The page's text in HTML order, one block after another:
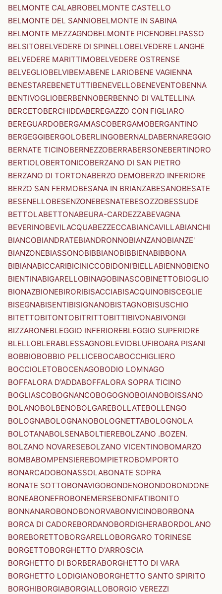
BELMONTE CALABROBELMONTE CASTELLO
BELMONTE DEL SANNIOBELMONTE IN SABINA
BELMONTE MEZZAGNOBELMONTE PICENOBELPASSO
BELSITOBELVEDERE DI SPINELLOBELVEDERE LANGHE
BELVEDERE MARITTIMOBELVEDERE OSTRENSE
BELVEGLIOBELVIBEMABENE LARIOBENE VAGIENNA
BENESTAREBENETUTTIBENEVELLOBENEVENTOBENNA
BENTIVOGLIOBERBENNOBERBENNO DI VALTELLINA
BERCETOBERCHIDDABEREGAZZO CON FIGLIARO
BEREGUARDOBERGAMASCOBERGAMOBERGANTINO
BERGEGGIBERGOLOBERLINGOBERNALDABERNAREGGIO
BERNATE TICINOBERNEZZOBERRABERSONEBERTINORO
BERTIOLOBERTONICOBERZANO DI SAN PIETRO
BERZANO DI TORTONABERZO DEMOBERZO INFERIORE
BERZO SAN FERMOBESANA IN BRIANZABESANOBESATE
BESENELLOBESENZONEBESNATEBESOZZOBESSUDE
BETTOLABETTONABEURA-CARDEZZABEVAGNA
BEVERINOBEVILACQUABEZZECCABIANCAVILLABIANCHI
BIANCOBIANDRATEBIANDRONNOBIANZANOBIANZE'
BIANZONEBIASSONOBIBBIANOBIBBIENABIBBONA
BIBIANABICCARIBICINICCOBIDONI'BIELLABIENNOBIENO
BIENTINABIGARELLOBINAGOBINASCOBINETTOBIOGLIO
BIONAZBIONEBIRORIBISACCIABISACQUINOBISCEGLIE
BISEGNABISENTIBISIGNANOBISTAGNOBISUSCHIO
BITETTOBITONTOBITRITTOBITTIBIVONABIVONGI
BIZZARONEBLEGGIO INFERIOREBLEGGIO SUPERIORE
BLELLOBLERABLESSAGNOBLEVIOBLUFIBOARA PISANI
BOBBIOBOBBIO PELLICEBOCABOCCHIGLIERO
BOCCIOLETOBOCENAGOBODIO LOMNAGO
BOFFALORA D'ADDABOFFALORA SOPRA TICINO
BOGLIASCOBOGNANCOBOGOGNOBOIANOBOISSANO
BOLANOBOLBENOBOLGAREBOLLATEBOLLENGO
BOLOGNABOLOGNANOBOLOGNETTABOLOGNOLA
BOLOTANABOLSENABOLTIEREBOLZANO .BOZEN.
BOLZANO NOVARESEBOLZANO VICENTINOBOMARZO
BOMBABOMPENSIEREBOMPIETROBOMPORTO
BONARCADOBONASSOLABONATE SOPRA
BONATE SOTTOBONAVIGOBONDENOBONDOBONDONE
BONEABONEFROBONEMERSEBONIFATIBONITO
BONNANAROBONOBONORVABONVICINOBORBONA
BORCA DI CADOREBORDANOBORDIGHERABORDOLANO
BOREBORETTOBORGARELLOBORGARO TORINESE
BORGETTOBORGHETTO D'ARROSCIA
BORGHETTO DI BORBERABORGHETTO DI VARA
BORGHETTO LODIGIANOBORGHETTO SANTO SPIRITO
BORGHIBORGIABORGIALLOBORGIO VEREZZI